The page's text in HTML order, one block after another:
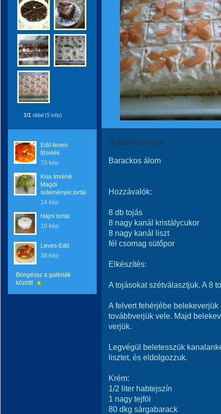
1/1 oldal (5 kép)
Edit-leves-
főzelék
70 kép
Kiss Imréné
Magdi
süteményei,tortái
14 kép
Hajni tortai
16 kép
Leves-Edit
38 kép
Böngéssz a galériák
között!
Barackos álom.
Barackos álom
Hozzávalók:
8 db tojás
8 nagy kanál kristálycukor
8 nagy kanál liszt
fél csomag sütőpor
Elkészítés:
A tojásokat szétválasztjuk. A 8
A felvert fehérjébe
továbbverjük vele. Majd
verjük.
Legvégül beletesszük
lisztet, és eldolgozzuk.
Krém:
1/2 liter habtejszín
1 nagy tejföl
80 dkg sárgabarack